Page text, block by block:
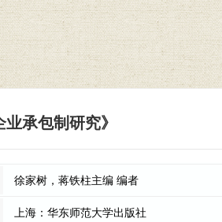
业承包制研究》
徐家树，蒋铁柱主编 编者
上海：华东师范大学出版社